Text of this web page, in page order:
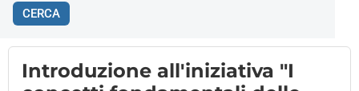
CERCA
Introduzione all'iniziativa "I